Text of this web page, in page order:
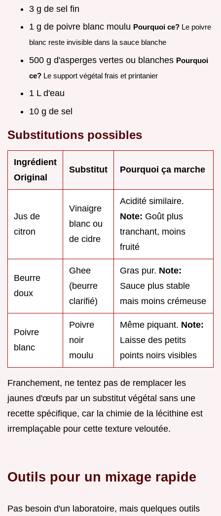
3 g de sel fin
1 g de poivre blanc moulu Pourquoi ce? Le poivre
blanc reste invisible dans la sauce blanche
500 g d'asperges vertes ou blanches Pourquoi
ce? Le support végétal frais et printanier
1 L d'eau
10 g de sel
Substitutions possibles
Ingrédient
Original
Substitut Pourquoi ça marche
Jus de
citron
Vinaigre
blanc ou
de cidre
Acidité similaire.
Note: Goût plus
tranchant, moins
fruité
Beurre
doux
Ghee
(beurre
clarifié)
Gras pur. Note:
Sauce plus stable
mais moins crémeuse
Poivre
blanc
Poivre
noir
moulu
Même piquant. Note:
Laisse des petits
points noirs visibles
Franchement, ne tentez pas de remplacer les
jaunes d'œufs par un substitut végétal sans une
recette spécifique, car la chimie de la lécithine est
irremplaçable pour cette texture veloutée.
Outils pour un mixage rapide
Pas besoin d'un laboratoire, mais quelques outils